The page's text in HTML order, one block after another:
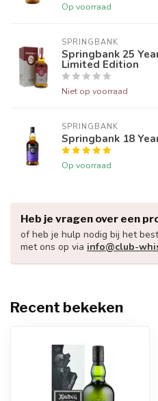
Op voorraad
SPRINGBANK
Springbank 25
Limited Edition
Niet op voorraad
SPRINGBANK
Springbank 18
Op voorraad
Heb je vragen over een
of heb je hulp nodig bij het
met ons op via info@club-
Recent bekeken